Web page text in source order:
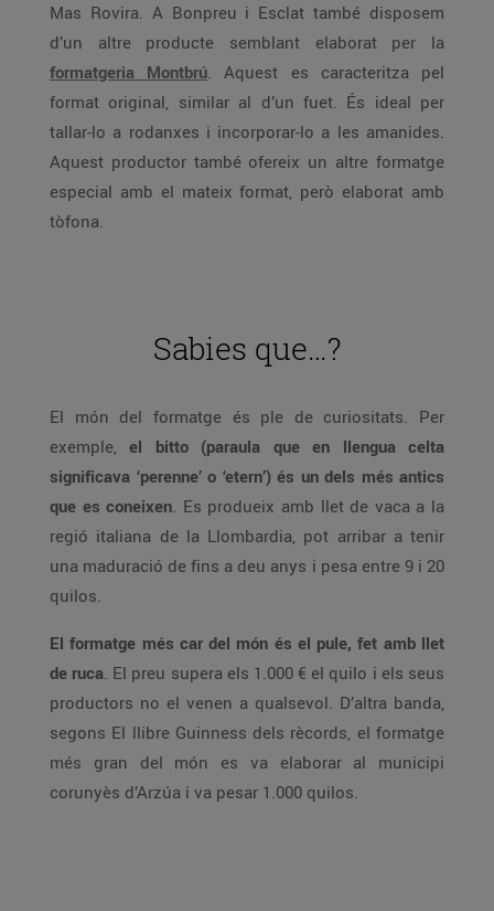
Mas Rovira. A Bonpreu i Esclat també disposem
d’un altre producte semblant elaborat per la
formatgeria Montbrú. Aquest es caracteritza pel
format original, similar al d’un fuet. És ideal per
tallar-lo a rodanxes i incorporar-lo a les amanides.
Aquest productor també ofereix un altre formatge
especial amb el mateix format, però elaborat amb
tòfona.
Sabies que…?
El món del formatge és ple de curiositats. Per
exemple, el bitto (paraula que en llengua celta
significava ‘perenne’ o ‘etern’) és un dels més antics
que es coneixen. Es produeix amb llet de vaca a la
regió italiana de la Llombardia, pot arribar a tenir
una maduració de fins a deu anys i pesa entre 9 i 20
quilos.
El formatge més car del món és el pule, fet amb llet
de ruca. El preu supera els 1.000 € el quilo i els seus
productors no el venen a qualsevol. D’altra banda,
segons El llibre Guinness dels rècords, el formatge
més gran del món es va elaborar al municipi
corunyès d’Arzúa i va pesar 1.000 quilos.